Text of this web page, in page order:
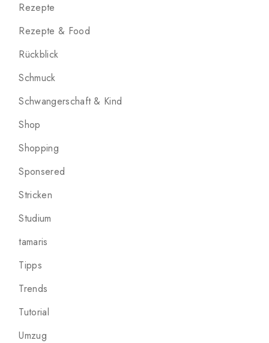
Rezepte
Rezepte & Food
Rückblick
Schmuck
Schwangerschaft & Kind
Shop
Shopping
Sponsered
Stricken
Studium
tamaris
Tipps
Trends
Tutorial
Umzug